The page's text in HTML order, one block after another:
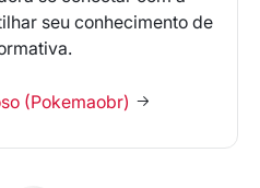
seu conhecimento de
(Pokemaobr)